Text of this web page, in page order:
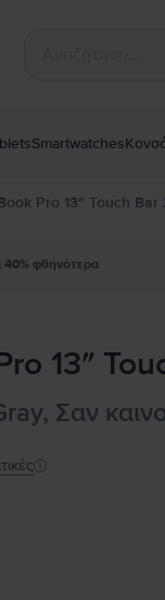
Smartwatches
Pro 13″ Touch Bar
40% φθηνότερα
13″
Σαν